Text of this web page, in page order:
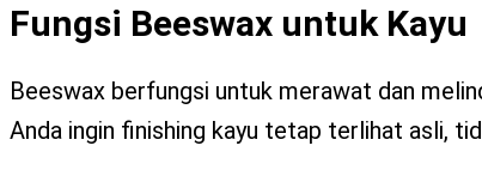
Fungsi Beeswax untuk Kayu
Beeswax berfungsi untuk merawat dan
Anda ingin finishing kayu tetap terlihat asli,